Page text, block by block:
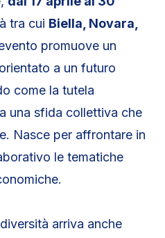
tra cui Biella, Novara,
promuove un
a un futuro
come la tutela
una sfida collettiva che
Nasce per affrontare in
le tematiche
arriva anche